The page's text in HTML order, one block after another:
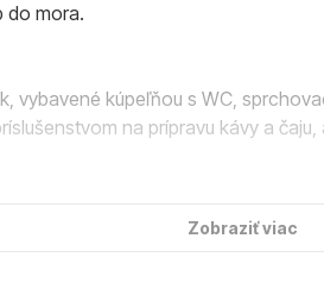
do mora.
vybavené kúpeľňou s WC,
na prípravu kávy a
wellness a SPA centra, 3
Zobraziť viac